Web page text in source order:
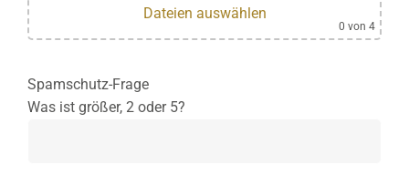
Dateien auswählen
0 von 4
Spamschutz-Frage
Was ist größer, 2 oder 5?